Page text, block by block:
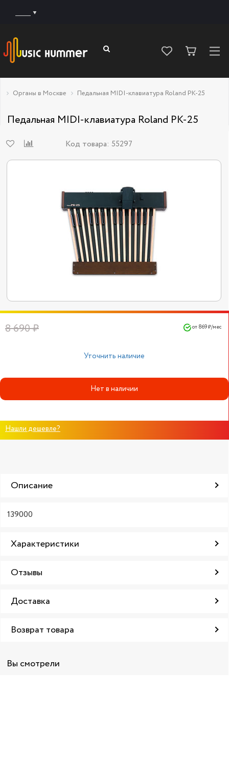
Органы в Москве Педальная MIDI-клавиатура Roland PK-25
Педальная MIDI-клавиатура Roland PK-25
Код товара: 55297
8 690 ₽ от 869 ₽/мес
Уточнить наличие
Нет в наличии
Нашли дешевле?
Описание
139000
Характеристики
Отзывы
Доставка
Возврат товара
Вы смотрели